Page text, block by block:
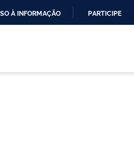
À INFORMAÇÃO PARTICIPE